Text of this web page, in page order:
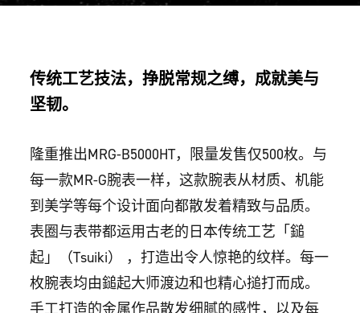
传统工艺技法，挣脱常规之缚，成就美与
坚韧。
隆重推出MRG-B5000HT，限量发售仅500枚。与
每一款MR-G腕表一样，这款腕表从材质、机能
到美学等每个设计面向都散发着精致与品质。
表圈与表带都运用古老的日本传统工艺「鎚
起」（Tsuiki） ，打造出令人惊艳的纹样。每一
枚腕表均由鎚起大师渡边和也精心搥打而成。
手工打造的金属作品散发细腻的感性，以及每